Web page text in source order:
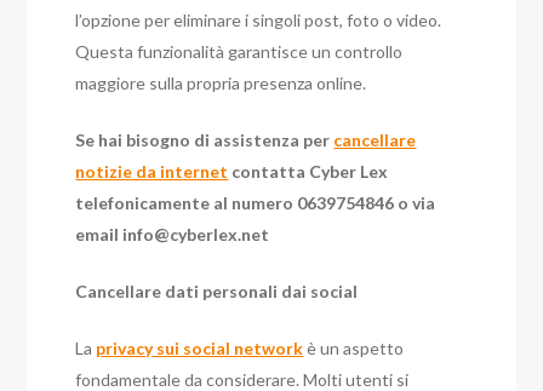
l’opzione per eliminare i singoli post, foto o video.
Questa funzionalità garantisce un controllo
maggiore sulla propria presenza online.
Se hai bisogno di assistenza per cancellare
notizie da internet contatta Cyber Lex
telefonicamente al numero 0639754846 o via
email info@cyberlex.net
Cancellare dati personali dai social
La privacy sui social networkè un aspetto
fondamentale da considerare. Molti utenti si